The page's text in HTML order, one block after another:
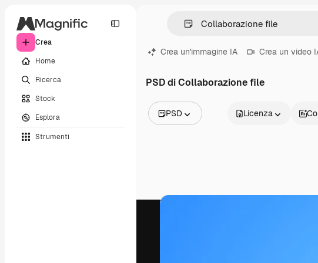
Crea
Home
Ricerca
Stock
Esplora
Strumenti
Crea un'immagine IA Crea un video
PSD di Collaborazione file
PSD
Video
Licenza